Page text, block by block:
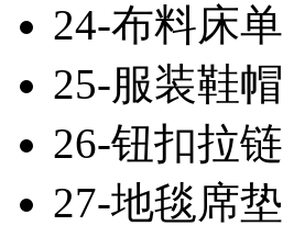
24-布料床单
25-服装鞋帽
26-钮扣拉链
27-地毯席垫